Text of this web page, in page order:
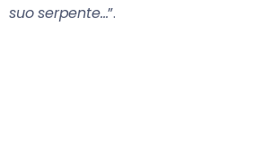
suo serpente…”.